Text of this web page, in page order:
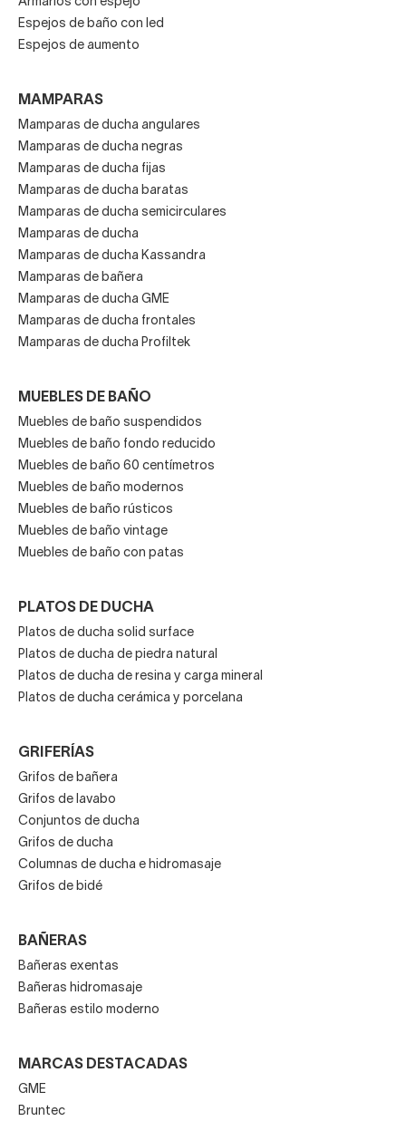
Espejos de baño con led
Espejos de aumento
MAMPARAS
Mamparas de ducha angulares
Mamparas de ducha negras
Mamparas de ducha fijas
Mamparas de ducha baratas
Mamparas de ducha semicirculares
Mamparas de ducha
Mamparas de ducha Kassandra
Mamparas de bañera
Mamparas de ducha GME
Mamparas de ducha frontales
Mamparas de ducha Profiltek
MUEBLES DE BAÑO
Muebles de baño suspendidos
Muebles de baño fondo reducido
Muebles de baño 60 centímetros
Muebles de baño modernos
Muebles de baño rústicos
Muebles de baño vintage
Muebles de baño con patas
PLATOS DE DUCHA
Platos de ducha solid surface
Platos de ducha de piedra natural
Platos de ducha de resina y carga mineral
Platos de ducha cerámica y porcelana
GRIFERÍAS
Grifos de bañera
Grifos de lavabo
Conjuntos de ducha
Grifos de ducha
Columnas de ducha e hidromasaje
Grifos de bidé
BAÑERAS
Bañeras exentas
Bañeras hidromasaje
Bañeras estilo moderno
MARCAS DESTACADAS
GME
Bruntec